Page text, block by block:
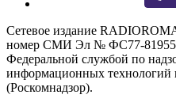
Сетевое издание
номер СМИ Эл № ФС77-81955
Федеральной службой по
информационных
(Роскомнадзор).